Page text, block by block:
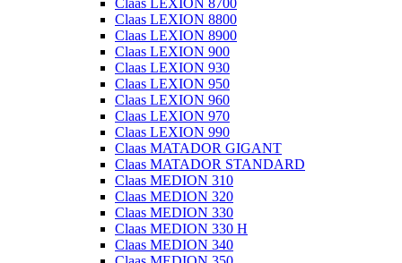
Claas LEXION 8700
Claas LEXION 8800
Claas LEXION 8900
Claas LEXION 900
Claas LEXION 930
Claas LEXION 950
Claas LEXION 960
Claas LEXION 970
Claas LEXION 990
Claas MATADOR GIGANT
Claas MATADOR STANDARD
Claas MEDION 310
Claas MEDION 320
Claas MEDION 330
Claas MEDION 330 H
Claas MEDION 340